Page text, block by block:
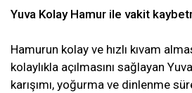
Yuva Kolay Hamur ile vakit
Hamurun kolay ve hızlı kıvam
kolaylıkla açılmasını sağlayan
karışımı, yoğurma ve dinlenme